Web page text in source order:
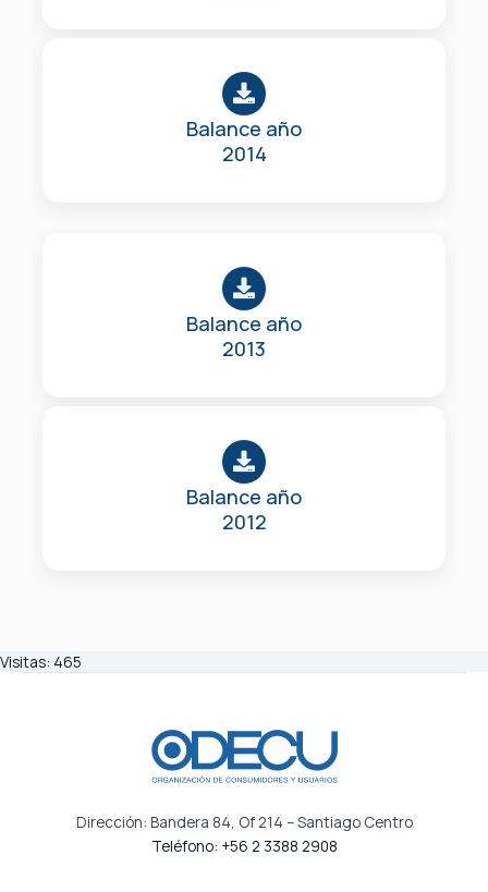
Balance año
2014
Balance año
2013
Balance año
2012
Visitas: 465
Dirección: Bandera 84, Of 214 – Santiago Centro
Teléfono: +56 2 3388 2908